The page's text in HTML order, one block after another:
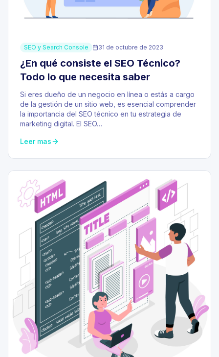
SEO y Search Console 31 de octubre de 2023
¿En qué consiste el SEO Técnico?
Todo lo que necesita saber
Si eres dueño de un negocio en línea o estás a cargo
de la gestión de un sitio web, es esencial comprender
la importancia del SEO técnico en tu estrategia de
marketing digital. El SEO…
Leer mas